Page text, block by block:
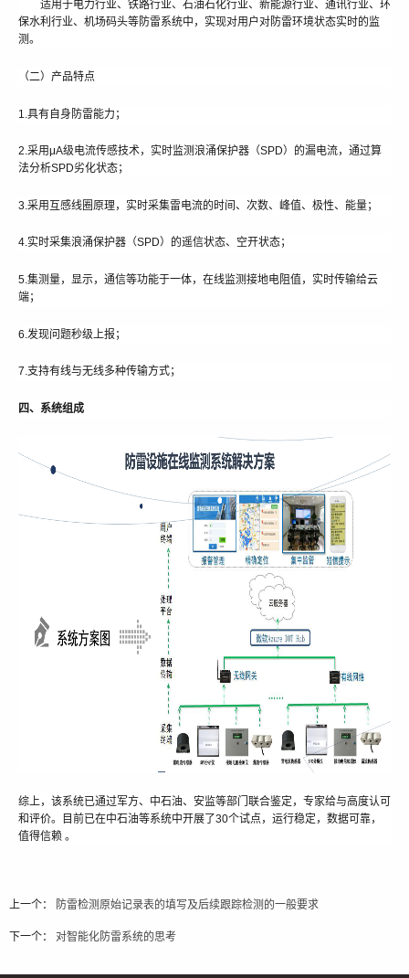
适用于电力行业、铁路行业、石油石化行业、新能源行业、通讯行业、环
保水利行业、机场码头等防雷系统中，实现对用户对防雷环境状态实时的监
测。
（二）产品特点
1.具有自身防雷能力；
2.采用μA级电流传感技术，实时监测浪涌保护器（SPD）的漏电流，通过算
法分析SPD劣化状态；
3.采用互感线圈原理，实时采集雷电流的时间、次数、峰值、极性、能量；
4.实时采集浪涌保护器（SPD）的遥信状态、空开状态；
5.集测量，显示，通信等功能于一体，在线监测接地电阻值，实时传输给云
端；
6.发现问题秒级上报；
7.支持有线与无线多种传输方式；
四、系统组成
综上，该系统已通过军方、中石油、安监等部门联合鉴定，专家给与高度认可
和评价。目前已在中石油等系统中开展了30个试点，运行稳定，数据可靠，
值得信赖 。
上一个： 防雷检测原始记录表的填写及后续跟踪检测的一般要求
下一个： 对智能化防雷系统的思考